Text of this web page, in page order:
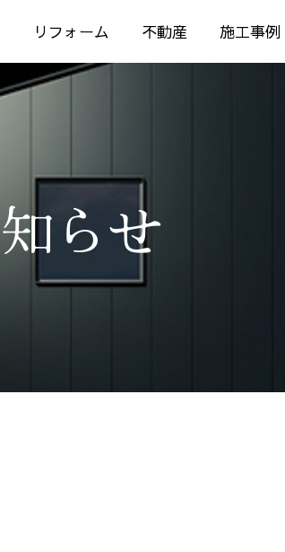
リフォーム 不動産 施工事例
らせ